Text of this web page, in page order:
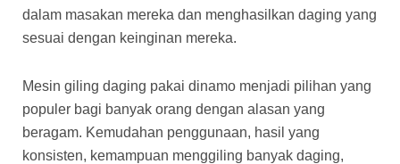
dalam masakan mereka dan menghasilkan daging yang
sesuai dengan keinginan mereka.
Mesin giling daging pakai dinamo menjadi pilihan yang
populer bagi banyak orang dengan alasan yang
beragam. Kemudahan penggunaan, hasil yang
konsisten, kemampuan menggiling banyak daging,